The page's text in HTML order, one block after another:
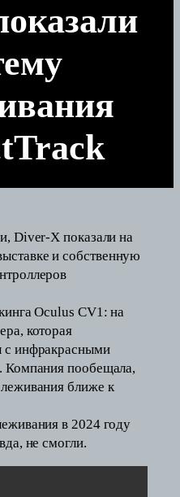
Diver-X показали на
и собственную
Oculus CV1: на
которая
с инфракрасными
Компания пообещала,
ближе к
в 2024 году
не смогли.